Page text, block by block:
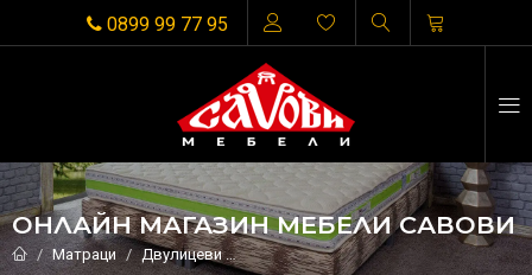
0899 99 77 95
ОНЛАЙН МАГАЗИН МЕБЕЛИ САВОВИ
Матраци Двулицеви Двулицев матрак СИРЕНА